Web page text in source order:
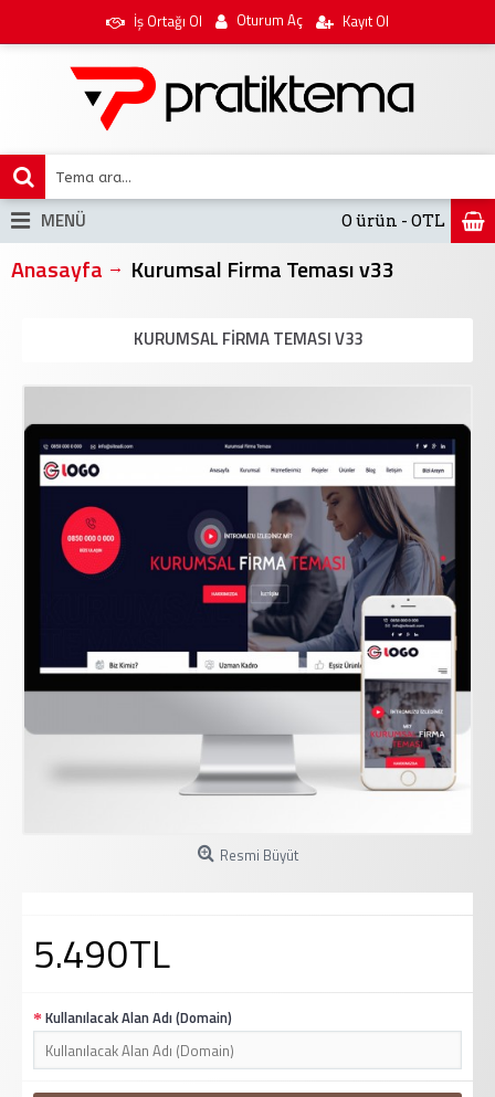
İş Ortağı Ol Oturum Aç Kayıt Ol
0 ürün - 0TL
MENÜ
Anasayfa Kurumsal Firma Teması v33
KURUMSAL FIRMA TEMASI V33
Resmi Büyüt
5.490TL
Kullanılacak Alan Adı (Domain)